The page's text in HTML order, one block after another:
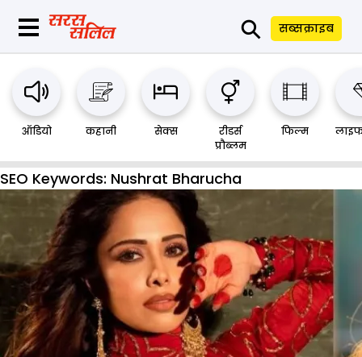
⚲ सब्सक्राइब
ऑडियो कहानी सेक्स
रीडर्स
प्रौब्लम
फिल्म
SEO Keywords: Nushrat Bharucha